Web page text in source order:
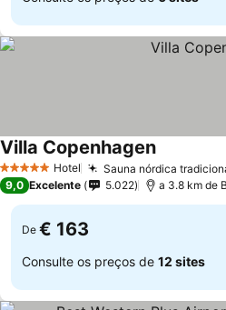
5 Estrelas Hotel Sauna nórdica
Villa Copenhagen
9,0 Excelente 5.022 a 3.8 km de
De € 163
Consulte os preços de 12 sites